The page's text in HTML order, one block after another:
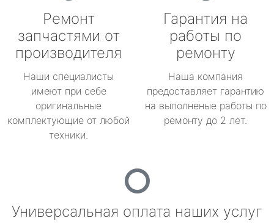
Ремонт
запчастями от
производителя
Наши специалисты
имеют при себе
оригинальные
комплектующие от любой
техники.
Гарантия на
работы по
ремонту
Наша компания
предоставляет гарантию
на выполненые работы по
ремонту до 2 лет.
Универсальная оплата наших услуг